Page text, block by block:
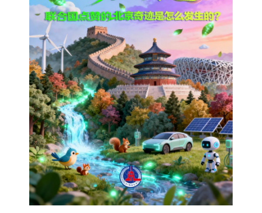
地方频道
北京 天津 河北 山西
辽宁 吉林 上海 江苏
浙江 安徽 福建 江西
山东 河南 湖北 湖南
广东 广西 海南 重庆
四川 贵州 云南 西藏
陕西 甘肃 青海 宁夏
新疆 内蒙古 黑龙江